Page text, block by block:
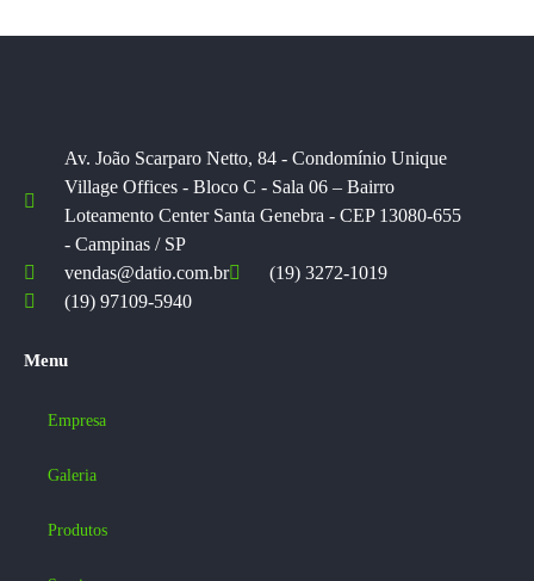
Av. João Scarparo Netto, 84 - Condomínio Unique
Village Offices - Bloco C - Sala 06 – Bairro
Loteamento Center Santa Genebra - CEP 13080-655
- Campinas / SP
vendas@datio.com.br
(19) 3272-1019
(19) 97109-5940
Menu
Empresa
Galeria
Produtos